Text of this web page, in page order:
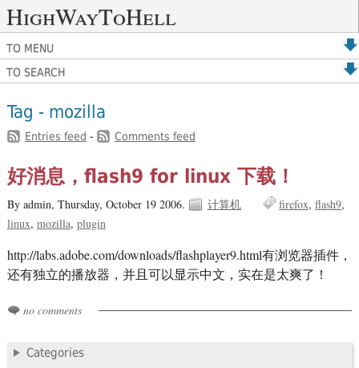
HighWayToHell
TO MENU
TO SEARCH
Tag - mozilla
Entries feed - Comments feed
好消息，flash9 for linux 下载！
By admin, Thursday, October 19 2006. 计算机 firefox flash9
linux mozilla plugin
http://labs.adobe.com/downloads/flashplayer9.html有浏览器插件，
还有独立的播放器，并且可以显示中文，实在是太爽了！
no comments
Categories